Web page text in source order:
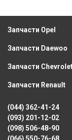
Запчасти Opel
Запчасти Daewoo
Запчасти
Запчасти Renault
(044) 362-41-24
(093) 201-12-02
(098) 506-48-90